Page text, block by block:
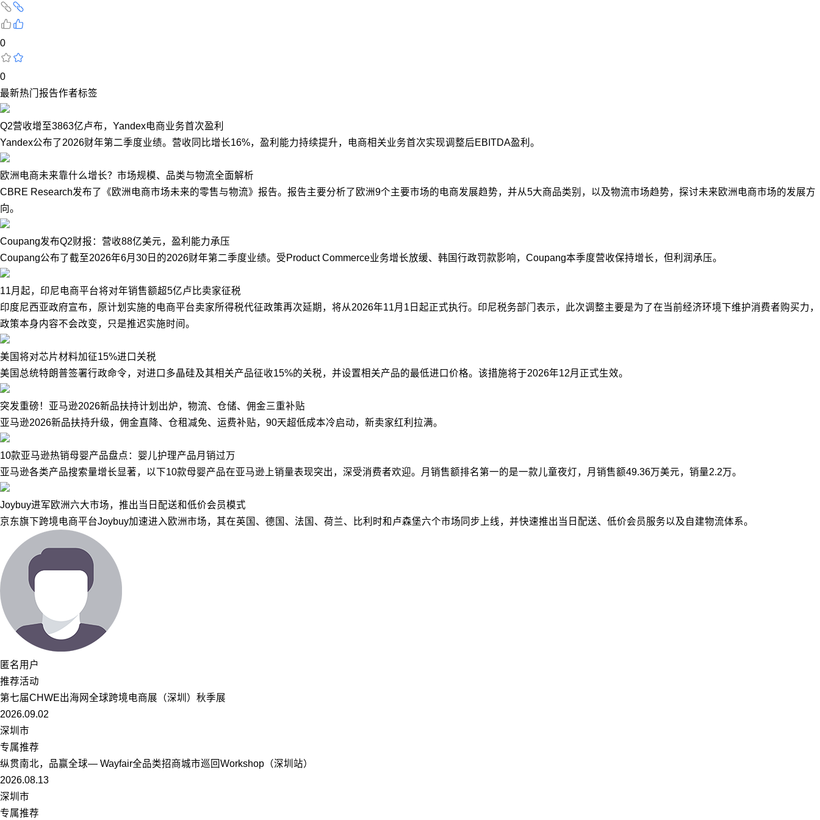
0
0
最新热门 报告作者标签
Q2营收增至3863亿卢布，Yandex电商业务首次盈利
Yandex公布了2026财年第二季度业绩。营收同比增长16%，盈利能力持续提升，电商相关业务首次实现调整后EBITDA盈利。
欧洲电商未来靠什么增长？市场规模、品类与物流全面解析
CBRE Research发布了《欧洲电商市场未来的零售与物流》报告。报告主要分析了欧洲9个主要市场的电商发展趋势，并从5大商品类别，以及物流市场趋势，探讨未来欧洲电商市场的发展方
向。
Coupang发布Q2财报：营收88亿美元，盈利能力承压
Coupang公布了截至2026年6月30日的2026财年第二季度业绩。受Product Commerce业务增长放缓、韩国行政罚款影响，Coupang本季度营收保持增长，但利润承压。
11月起，印尼电商平台将对年销售额超5亿卢比卖家征税
印度尼西亚政府宣布，原计划实施的电商平台卖家所得税代征政策再次延期，将从2026年11月1日起正式执行。印尼税务部门表示，此次调整主要是为了在当前经济环境下维护消费者购买力，
政策本身内容不会改变，只是推迟实施时间。
美国将对芯片材料加征15%进口关税
美国总统特朗普签署行政命令，对进口多晶硅及其相关产品征收15%的关税，并设置相关产品的最低进口价格。该措施将于2026年12月正式生效。
突发重磅！亚马逊2026新品扶持计划出炉，物流、仓储、佣金三重补贴
亚马逊2026新品扶持升级，佣金直降、仓租减免、运费补贴，90天超低成本冷启动，新卖家红利拉满。
10款亚马逊热销母婴产品盘点：婴儿护理产品月销过万
亚马逊各类产品搜索量增长显著，以下10款母婴产品在亚马逊上销量表现突出，深受消费者欢迎。月销售额排名第一的是一款儿童夜灯，月销售额49.36万美元，销量2.2万。
Joybuy进军欧洲六大市场，推出当日配送和低价会员模式
京东旗下跨境电商平台Joybuy加速进入欧洲市场，其在英国、德国、法国、荷兰、比利时和卢森堡六个市场同步上线，并快速推出当日配送、低价会员服务以及自建物流体系。
匿名用户
推荐活动
第七届CHWE出海网全球跨境电商展（深圳）秋季展
2026.09.02
深圳市
专属推荐
纵贯南北，品赢全球— Wayfair全品类招商城市巡回Workshop（深圳站）
2026.08.13
深圳市
专属推荐